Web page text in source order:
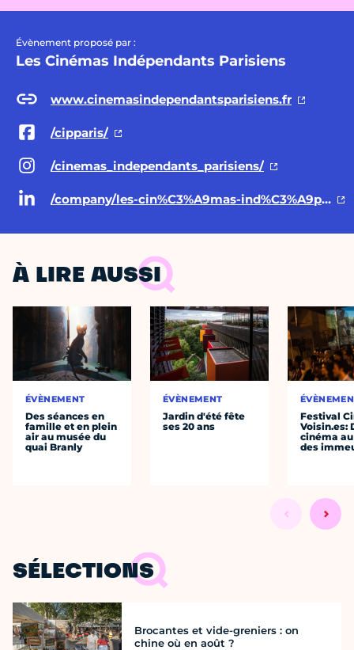
Évènement proposé par :
Les Cinémas Indépendants Parisiens
www.cinemasindependantsparisiens.fr
/cipparis/
/cinemas_independants_parisiens/
/company/les-cin%C3%A9mas-ind%C3%A9pendants-parisiens
À LIRE AUSSI
ÉVÈNEMENT
Des séances en
famille et en plein
air au musée du
quai Branly
ÉVÈNEMENT
Jardin d'été fête
ses 20 ans
Festival
Voisin.es:
cinéma
des
SÉLECTIONS
Brocantes et vide-greniers : on
chine où en août ?